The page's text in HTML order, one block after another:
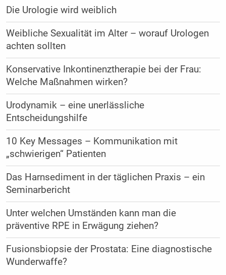
Die Urologie wird weiblich
Weibliche Sexualität im Alter – worauf Urologen
achten sollten
Konservative Inkontinenztherapie bei der Frau:
Welche Maßnahmen wirken?
Urodynamik – eine unerlässliche
Entscheidungshilfe
10 Key Messages – Kommunikation mit
„schwierigen“ Patienten
Das Harnsediment in der täglichen Praxis – ein
Seminarbericht
Unter welchen Umständen kann man die
präventive RPE in Erwägung ziehen?
Fusionsbiopsie der Prostata: Eine diagnostische
Wunderwaffe?